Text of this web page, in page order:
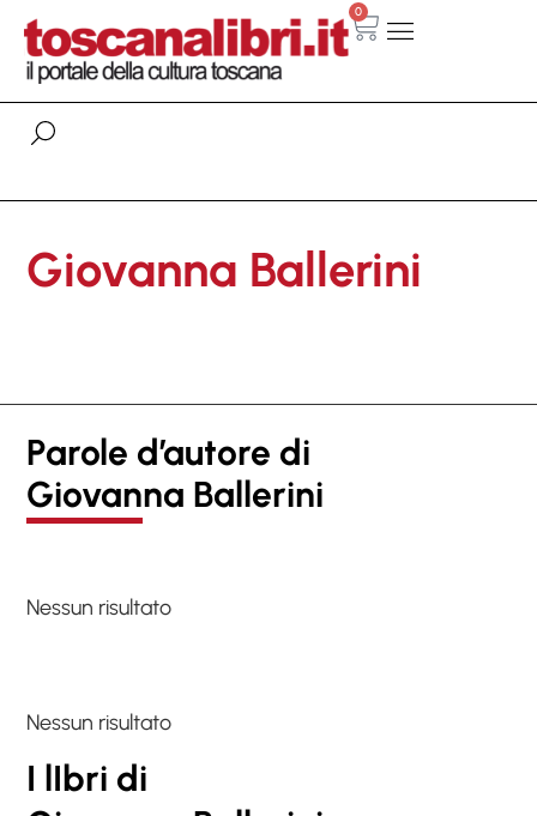
0
Giovanna Ballerini
Parole d’autore di
Giovanna Ballerini
Nessun risultato
Nessun risultato
I lIbri di